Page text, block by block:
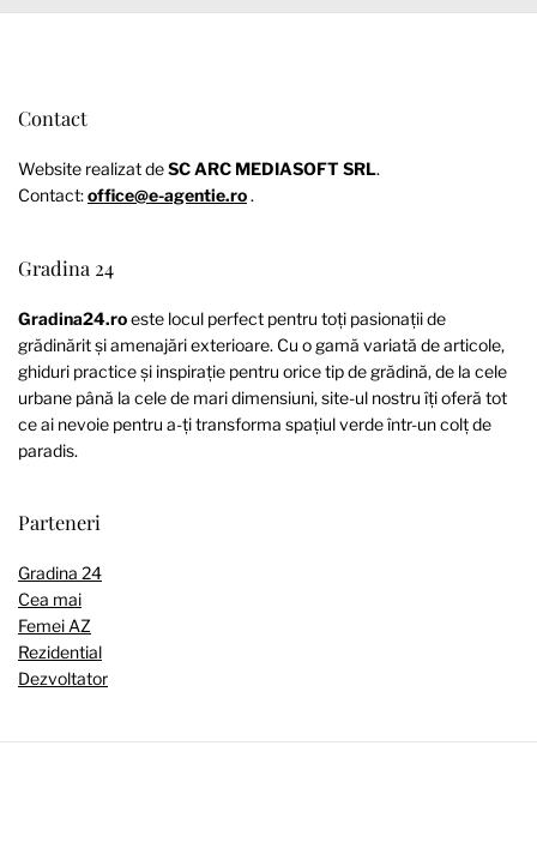
Contact
Website realizat deSC ARC MEDIASOFT SRL.
Contact:office@e-agentie.ro.
Gradina 24
Gradina24.roeste locul perfect pentru toți pasionații de
grădinărit și amenajări exterioare. Cu o gamă variată de articole,
ghiduri practice și inspirație pentru orice tip de grădină, de la cele
urbane până la cele de mari dimensiuni, site-ul nostru îți oferă tot
ce ai nevoie pentru a-ți transforma spațiul verde într-un colț de
paradis.
Parteneri
Gradina 24
Cea mai
Femei AZ
Rezidential
Dezvoltator